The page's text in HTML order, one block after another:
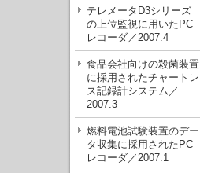
テレメータD3シリーズ
の上位監視に用いたPC
レコーダ／2007.4
食品会社向けの殺菌装置
に採用されたチャートレ
ス記録計システム／
2007.3
燃料電池試験装置のデー
タ収集に採用されたPC
レコーダ／2007.1